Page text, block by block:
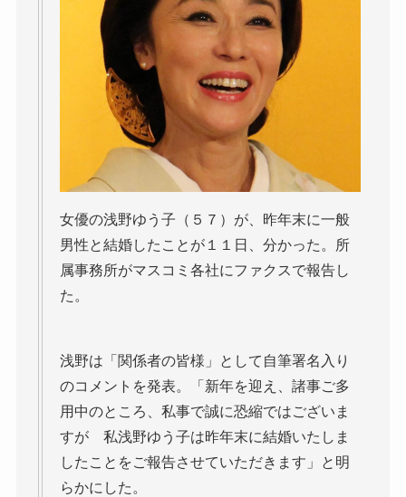
女優の浅野ゆう子（５７）が、昨年末に一般
男性と結婚したことが１１日、分かった。所
属事務所がマスコミ各社にファクスで報告し
た。
浅野は「関係者の皆様」として自筆署名入り
のコメントを発表。「新年を迎え、諸事ご多
用中のところ、私事で誠に恐縮ではございま
すが 私浅野ゆう子は昨年末に結婚いたしま
したことをご報告させていただきます」と明
らかにした。